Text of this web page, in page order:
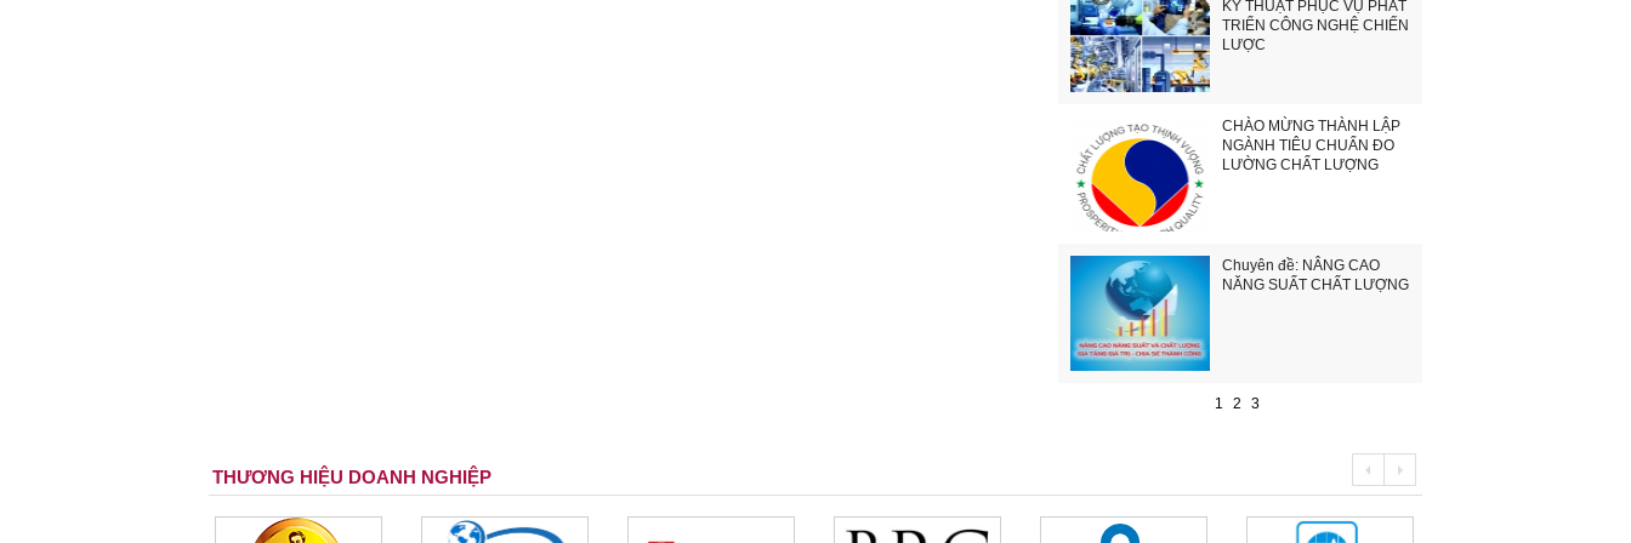
KỸ THUẬT PHỤC VỤ PHÁT
TRIỂN CÔNG NGHỆ CHIẾN
LƯỢC
CHÀO MỪNG THÀNH LẬP
NGÀNH TIÊU CHUẨN ĐO
LƯỜNG CHẤT LƯỢNG
Chuyên đề: NÂNG CAO
NĂNG SUẤT CHẤT LƯỢNG
1 2 3
THƯƠNG HIỆU DOANH NGHIỆP